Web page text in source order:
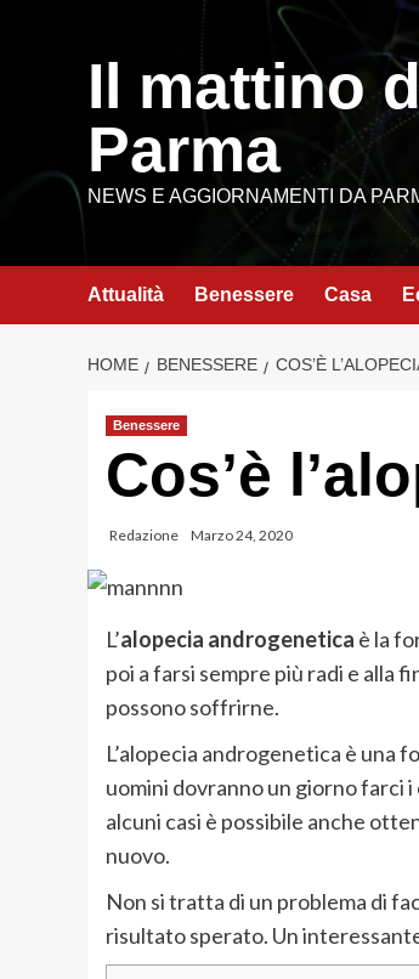
Il mattino
Parma
NEWS E AGGIORNAMENTI DA
Attualità Benessere Casa
HOME BENESSERE COS’È
Benessere
Cos’è
Redazione Marzo 24, 2020
L’alopecia androgenetica è la
poi a farsi sempre più radi e alla
possono soffrirne.
L’alopecia androgenetica è una
uomini dovranno un giorno farci
alcuni casi è possibile anche
nuovo.
Non si tratta di un problema di
risultato sperato. Un